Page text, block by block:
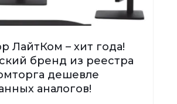
ЛайтКом – хит года!
бренд из реестра
дешевле
аналогов!